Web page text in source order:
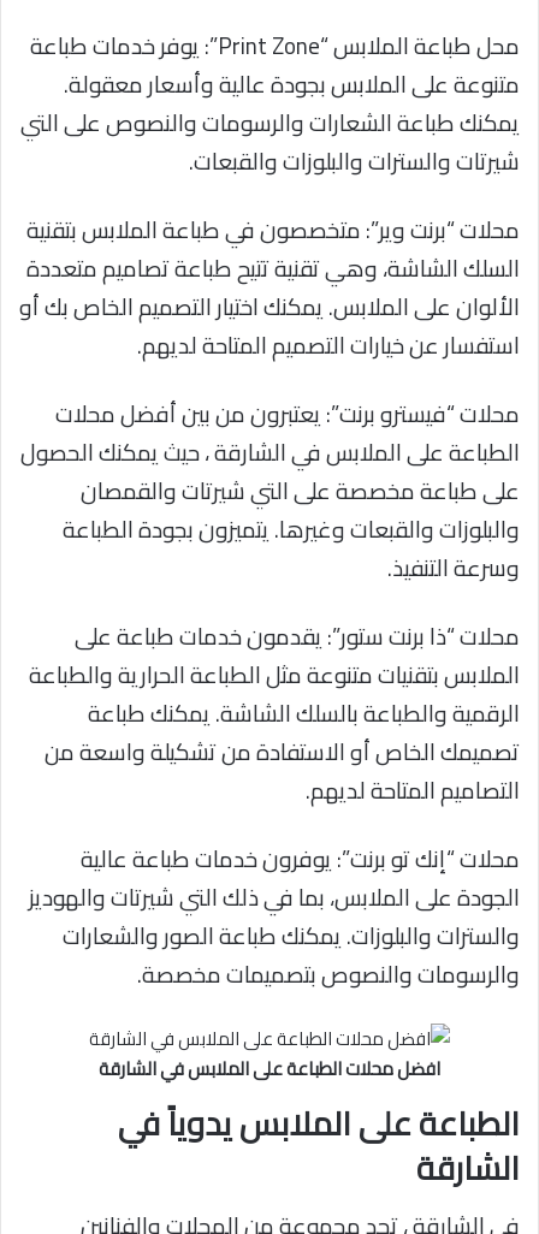
محل طباعة الملابس “Print Zone”: يوفر خدمات طباعة
متنوعة على الملابس بجودة عالية وأسعار معقولة.
يمكنك طباعة الشعارات والرسومات والنصوص على التي
شيرتات والسترات والبلوزات والقبعات.
محلات “برنت وير”: متخصصون في طباعة الملابس بتقنية
السلك الشاشة، وهي تقنية تتيح طباعة تصاميم متعددة
الألوان على الملابس. يمكنك اختيار التصميم الخاص بك أو
استفسار عن خيارات التصميم المتاحة لديهم.
محلات “فيسترو برنت”: يعتبرون من بين أفضل محلات
الطباعة على الملابس في الشارقة ، حيث يمكنك الحصول
على طباعة مخصصة على التي شيرتات والقمصان
والبلوزات والقبعات وغيرها. يتميزون بجودة الطباعة
وسرعة التنفيذ.
محلات “ذا برنت ستور”: يقدمون خدمات طباعة على
الملابس بتقنيات متنوعة مثل الطباعة الحرارية والطباعة
الرقمية والطباعة بالسلك الشاشة. يمكنك طباعة
تصميمك الخاص أو الاستفادة من تشكيلة واسعة من
التصاميم المتاحة لديهم.
محلات “إنك تو برنت”: يوفرون خدمات طباعة عالية
الجودة على الملابس، بما في ذلك التي شيرتات والهوديز
والسترات والبلوزات. يمكنك طباعة الصور والشعارات
والرسومات والنصوص بتصميمات مخصصة.
افضل محلات الطباعة على الملابس في الشارقة
الطباعة على الملابس يدوياً في
الشارقة